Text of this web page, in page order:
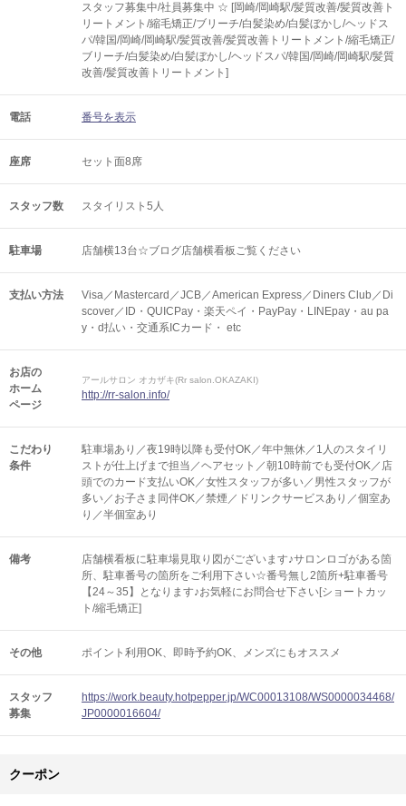
スタッフ募集中/社員募集中 ☆ [岡崎/岡崎駅/髪質改善/髪質改善ト
リートメント/縮毛矯正/ブリーチ/白髪染め/白髪ぼかし/ヘッドス
パ/韓国/岡崎/岡崎駅/髪質改善/髪質改善トリートメント/縮毛矯正/
ブリーチ/白髪染め/白髪ぼかし/ヘッドスパ/韓国/岡崎/岡崎駅/髪質
改善/髪質改善トリートメント]
電話 番号を表示
座席 セット面8席
スタッフ数 スタイリスト5人
駐車場 店舗横13台☆ブログ店舗横看板ご覧ください
支払い方法
Visa／Mastercard／JCB／American Express／Diners Club／Di
scover／ID・QUICPay・楽天ペイ・PayPay・LINEpay・au pa
y・d払い・交通系ICカード・ etc
お店の
ホーム
ページ
アールサロン オカザキ(Rr salon.OKAZAKI)
http://rr-salon.info/
こだわり
条件
駐車場あり／夜19時以降も受付OK／年中無休／1人のスタイリ
ストが仕上げまで担当／ヘアセット／朝10時前でも受付OK／店
頭でのカード支払いOK／女性スタッフが多い／男性スタッフが
多い／お子さま同伴OK／禁煙／ドリンクサービスあり／個室あ
り／半個室あり
備考
店舗横看板に駐車場見取り図がございます♪サロンロゴがある箇
所、駐車番号の箇所をご利用下さい☆番号無し2箇所+駐車番号
【24～35】となります♪お気軽にお問合せ下さい[ショートカッ
ト/縮毛矯正]
その他 ポイント利用OK 即時予約OK メンズにもオススメ
スタッフ
募集
https://work.beauty.hotpepper.jp/WC00013108/WS0000034468/
JP0000016604/
クーポン